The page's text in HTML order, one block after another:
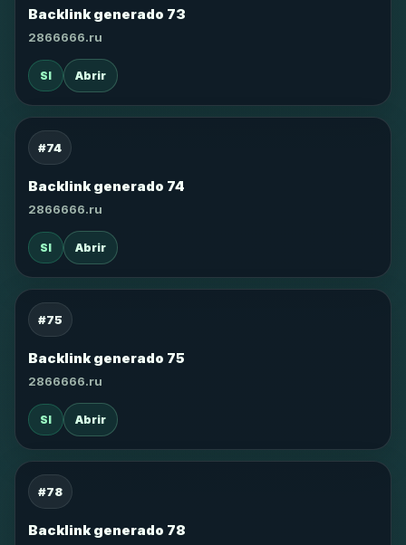
Backlink generado 73
2866666.ru
SI Abrir
#74
Backlink generado 74
2866666.ru
SI Abrir
#75
Backlink generado 75
2866666.ru
SI Abrir
#78
Backlink generado 78